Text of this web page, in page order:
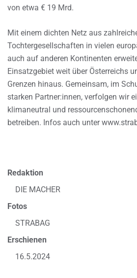
von etwa € 19 Mrd.
Mit einem dichten Netz aus
Tochtergesellschaften in vielen
auch auf anderen Kontinenten
Einsatzgebiet weit über Österreichs
Grenzen hinaus. Gemeinsam, im
starken Partner:innen, verfolgen wir
klimaneutral und
betreiben. Infos auch unter
Redaktion
DIE MACHER
Fotos
STRABAG
Erschienen
16.5.2024